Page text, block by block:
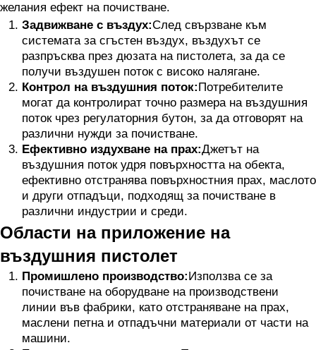
желания ефект на почистване.
Задвижване с въздух:След свързване към
системата за сгъстен въздух, въздухът се
разпръсква през дюзата на пистолета, за да се
получи въздушен поток с високо налягане.
Контрол на въздушния поток:Потребителите
могат да контролират точно размера на въздушния
поток чрез регулаторния бутон, за да отговорят на
различни нужди за почистване.
Ефективно издухване на прах:Джетът на
въздушния поток удря повърхността на обекта,
ефективно отстранява повърхностния прах, маслото
и други отпадъци, подходящ за почистване в
различни индустрии и среди.
Области на приложение на
въздушния пистолет
Промишлено производство:Използва се за
почистване на оборудване на производствени
линии във фабрики, като отстраняване на прах,
маслени петна и отпадъчни материали от части на
машини.